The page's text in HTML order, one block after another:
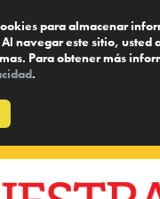
para almacenar
navegar este sitio, usted
Para obtener más
.